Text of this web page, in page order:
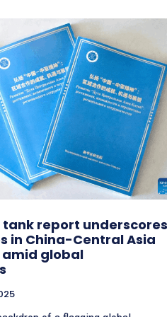
report underscores
in China-Central Asia
global